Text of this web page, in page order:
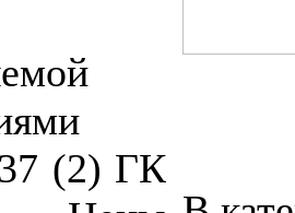
(2) ГК